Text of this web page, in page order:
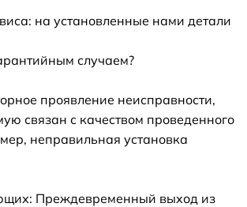
на установленные нами детали
случаем?
проявление неисправности,
связан с качеством проведенного
неправильная установка
Преждевременный выход из